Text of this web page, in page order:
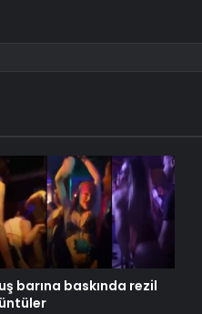
barına baskında rezil